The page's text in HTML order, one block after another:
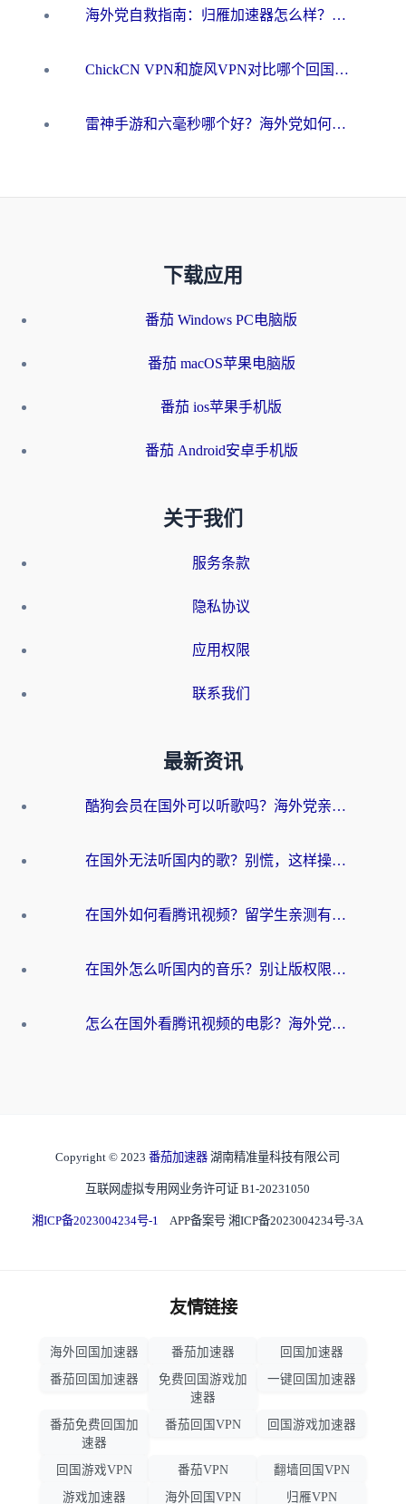
海外党自救指南：归雁加速器怎么样？教你避开坑实现国内资源无缝访问
ChickCN VPN和旋风VPN对比哪个回国效果更好？海外用户的选择困境与出路
雷神手游和六毫秒哪个好？海外党如何真正解锁国内资源
下载应用
番茄 Windows PC电脑版
番茄 macOS苹果电脑版
番茄 ios苹果手机版
番茄 Android安卓手机版
关于我们
服务条款
隐私协议
应用权限
联系我们
最新资讯
酷狗会员在国外可以听歌吗？海外党亲测有效：3步解决音乐权限难题
在国外无法听国内的歌？别慌，这样操作就能畅听QQ音乐（附亲测加速器推荐）
在国外如何看腾讯视频？留学生亲测有效的回国加速方案
在国外怎么听国内的音乐？别让版权限制断了你的华语歌单
怎么在国外看腾讯视频的电影？海外党亲测有效的回国加速指南
Copyright © 2023 番茄加速器 湖南精准量科技有限公司
互联网虚拟专用网业务许可证 B1-20231050
湘ICP备2023004234号-1 APP备案号 湘ICP备2023004234号-3A
友情链接
海外回国加速器 番茄加速器
回国加速器
番茄回国加速器
免费回国游戏加
速器
一键回国加速器
番茄免费回国加
速器
番茄回国VPN 回国游戏加速器
回国游戏VPN 番茄VPN
翻墙回国VPN
游戏加速器
海外回国VPN 归雁VPN